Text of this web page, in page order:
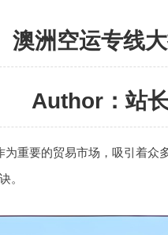
澳洲空运专线
Author：站
重要的贸易市场，吸引着众
。